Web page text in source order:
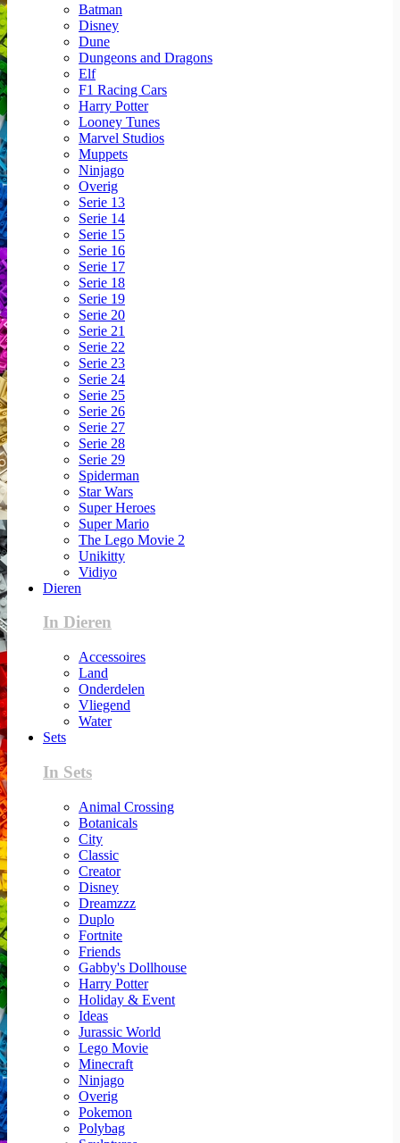
Batman
Disney
Dune
Dungeons and Dragons
Elf
F1 Racing Cars
Harry Potter
Looney Tunes
Marvel Studios
Muppets
Ninjago
Overig
Serie 13
Serie 14
Serie 15
Serie 16
Serie 17
Serie 18
Serie 19
Serie 20
Serie 21
Serie 22
Serie 23
Serie 24
Serie 25
Serie 26
Serie 27
Serie 28
Serie 29
Spiderman
Star Wars
Super Heroes
Super Mario
The Lego Movie 2
Unikitty
Vidiyo
Dieren
In Dieren
Accessoires
Land
Onderdelen
Vliegend
Water
Sets
In Sets
Animal Crossing
Botanicals
City
Classic
Creator
Disney
Dreamzzz
Duplo
Fortnite
Friends
Gabby's Dollhouse
Harry Potter
Holiday & Event
Ideas
Jurassic World
Lego Movie
Minecraft
Ninjago
Overig
Pokemon
Polybag